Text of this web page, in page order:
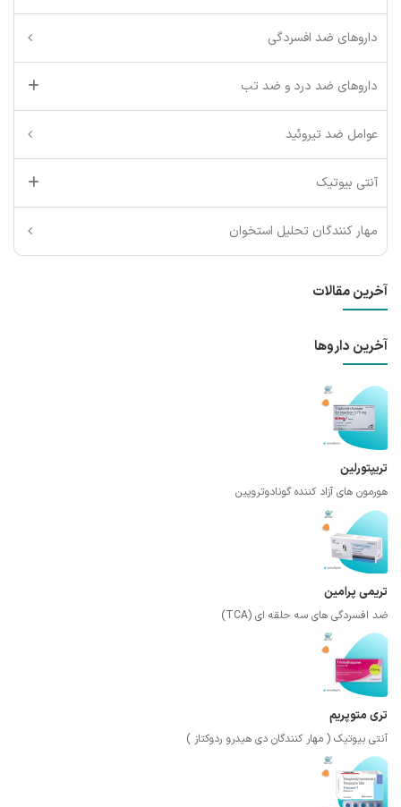
داروهای ضد افسردگی
داروهای ضد درد و ضد تب
عوامل ضد تیروئید
آنتی بیوتیک
مهار کنندگان تحلیل استخوان
آخرین مقالات
آخرین داروها
تریپتورلین
هورمون های آزاد کننده گونادوتروپین
تریمی پرامین
ضد افسردگی های سه حلقه ای (TCA)
تری متوپریم
آنتی بیوتیک ( مهار کنندگان دی هیدرو ردوکتاز )